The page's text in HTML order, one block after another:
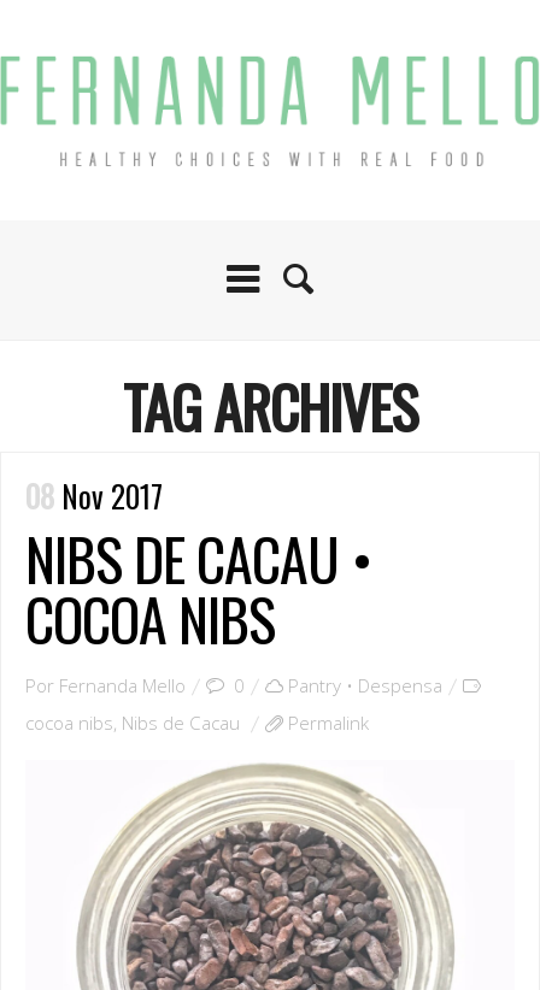
TAG ARCHIVES
08 Nov 2017
NIBS DE CACAU •
COCOA NIBS
Por Fernanda Mello 0
Pantry • Despensa
cocoa nibs, Nibs de Cacau Permalink